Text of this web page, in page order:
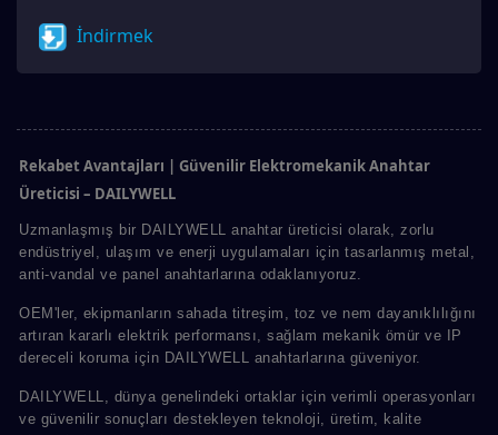
İndirmek
Rekabet Avantajları | Güvenilir Elektromekanik Anahtar
Üreticisi – DAILYWELL
Uzmanlaşmış bir DAILYWELL anahtar üreticisi olarak, zorlu
endüstriyel, ulaşım ve enerji uygulamaları için tasarlanmış metal,
anti-vandal ve panel anahtarlarına odaklanıyoruz.
OEM'ler, ekipmanların sahada titreşim, toz ve nem dayanıklılığını
artıran kararlı elektrik performansı, sağlam mekanik ömür ve IP
dereceli koruma için DAILYWELL anahtarlarına güveniyor.
DAILYWELL, dünya genelindeki ortaklar için verimli operasyonları
ve güvenilir sonuçları destekleyen teknoloji, üretim, kalite